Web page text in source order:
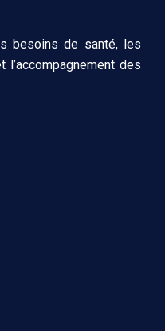
besoins de santé, les
l’accompagnement des